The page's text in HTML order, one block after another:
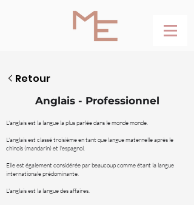
Retour
Anglais - Professionnel
L'anglais est la langue la plus parlée dans le monde monde.
L'anglais est classé troisième en tant que langue maternelle après le
chinois (mandarin) et l'espagnol.
Elle est également considérée par beaucoup comme étant la langue
internationale prédominante.
L'anglais est la langue des affaires.